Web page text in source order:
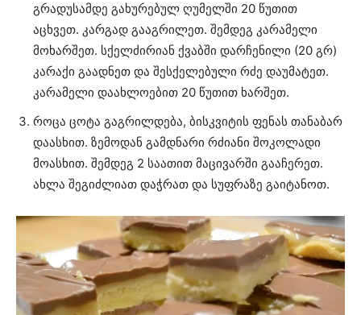
გრადუსამდე გახურებულ ღუმელში 20 წუთით
აცხვეთ. კარგად გააგრილეთ. შემდეგ კარამელი
მოხარშეთ. სქელძირიან ქვაბში დარჩენილი (20 გრ)
კარაქი გაადნეთ და შესქელებული რძე დაუმატეთ.
კარამელი დაახლოებით 20 წუთით ხარშეთ.
როცა ცოტა გაგრილდება, ბისკვიტის ფენას თანაბარ
დაასხით. ზემოდან გამდნარი რძიანი შოკოლადი
მოასხით. შემდეგ 2 საათით მაცივარში გააჩერეთ.
ახლა შეგიძლიათ დაჭრათ და სუფრაზე გაიტანოთ.